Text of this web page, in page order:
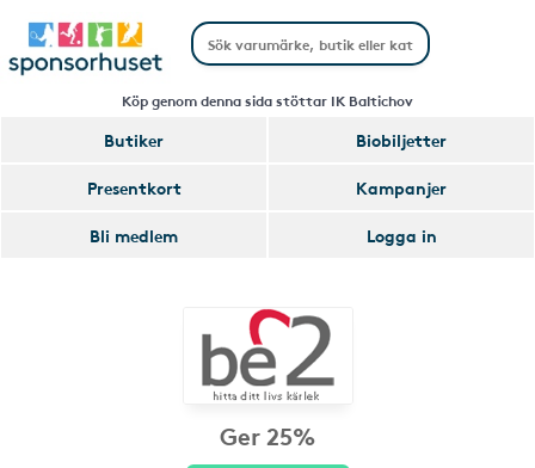
Köp genom denna sida stöttar IK Baltichov
Butiker
Biobiljetter
Presentkort
Kampanjer
Bli medlem
Logga in
Ger 25%